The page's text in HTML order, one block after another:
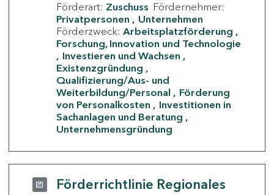
Förderart: Zuschuss Fördernehmer:
Privatpersonen
Unternehmen
Förderzweck: Arbeitsplatzförderung
Forschung, Innovation und Technologie
Investieren und Wachsen
Existenzgründung
Qualifizierung/Aus- und
Weiterbildung/Personal
Förderung
von Personalkosten
Investitionen in
Sachanlagen und Beratung
Unternehmensgründung
Förderrichtlinie Regionales